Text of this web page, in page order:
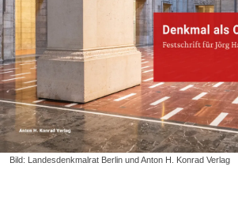
Bild: Landesdenkmalrat Berlin und Anton H. Konrad Verlag